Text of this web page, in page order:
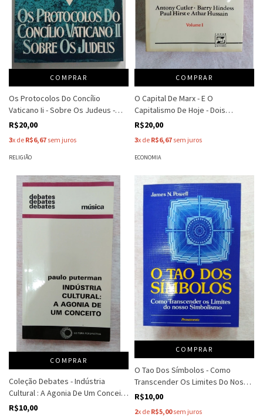
COMPRAR
Os Protocolos Do Concílio
Vaticano Ii - Sobre Os Judeus -
Padre Humberto Porto
R$20,00
3x de R$6,67 sem juros
RELIGIÃO
COMPRAR
O Capital De Marx - E O
Capitalismo De Hoje - Dois
Volumes - Antony Cutler
R$20,00
3x de R$6,67 sem juros
ECONOMIA
COMPRAR
Coleção Debates - Indústria
Cultural : A Agonia De Um Conceito
- Paulo Puterman
R$10,00
COMPRAR
O Tao Dos Símbolos - Como
Transcender Os Limites Do Nosso
Simbolismo - James N. Power
R$10,00
2x de R$5,00sem juros